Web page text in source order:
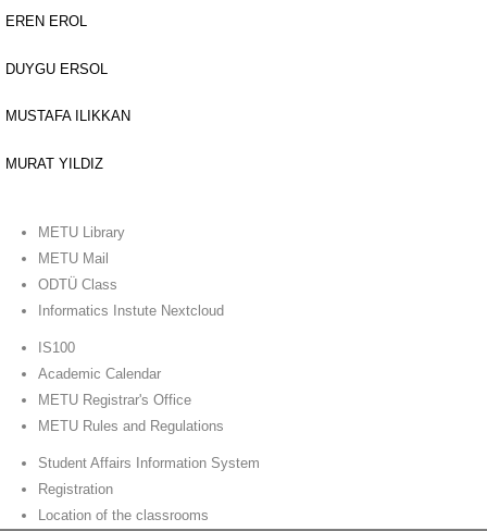
EREN EROL
DUYGU ERSOL
MUSTAFA ILIKKAN
MURAT YILDIZ
METU Library
METU Mail
ODTÜ Class
Informatics Instute Nextcloud
IS100
Academic Calendar
METU Registrar's Office
METU Rules and Regulations
Student Affairs Information System
Registration
Location of the classrooms